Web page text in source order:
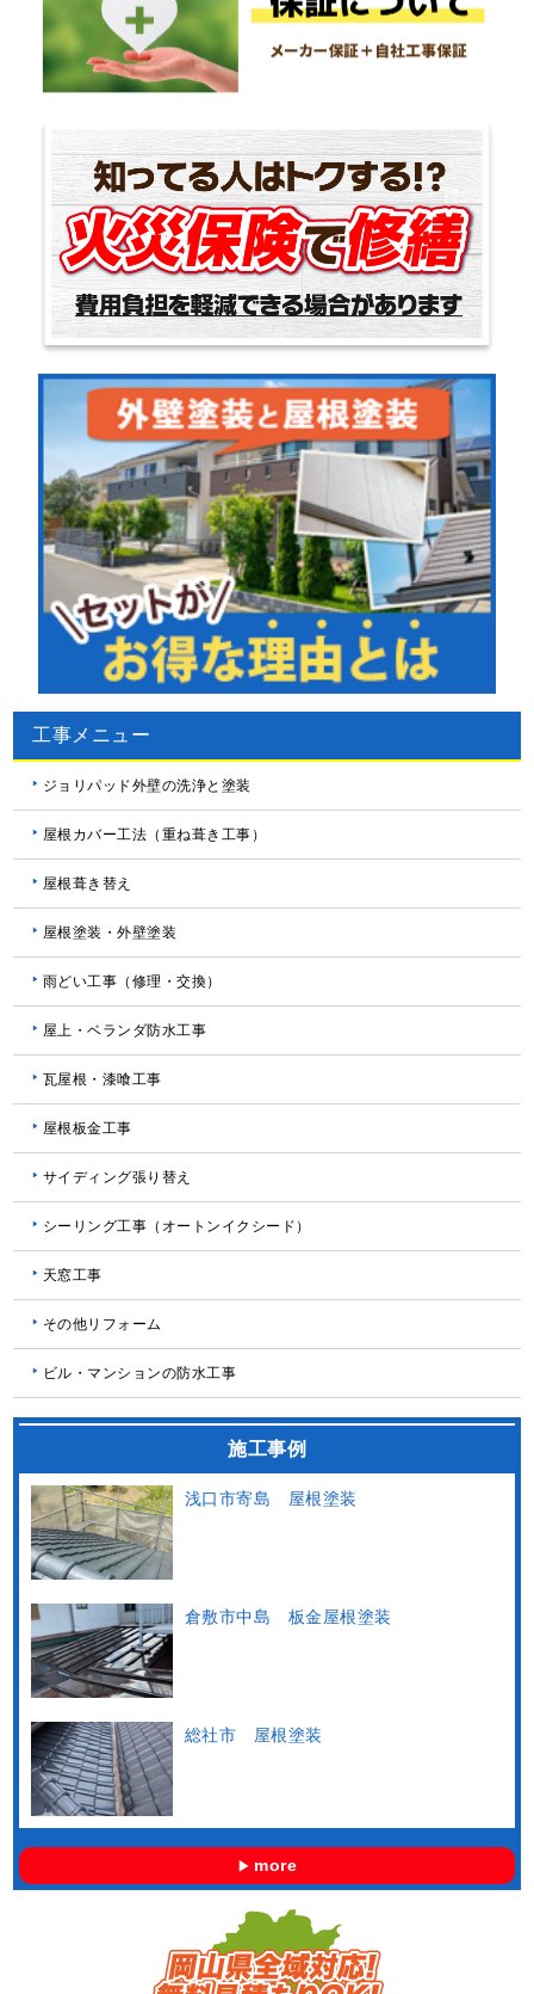
工事メニュー
ジョリパッド外壁の洗浄と塗装
屋根カバー工法（重ね葺き工事）
屋根葺き替え
屋根塗装・外壁塗装
雨どい工事（修理・交換）
屋上・ベランダ防水工事
瓦屋根・漆喰工事
屋根板金工事
サイディング張り替え
シーリング工事（オートンイクシード）
天窓工事
その他リフォーム
ビル・マンションの防水工事
施工事例
浅口市寄島 屋根塗装
倉敷市中島 板金屋根塗装
総社市 屋根塗装
more